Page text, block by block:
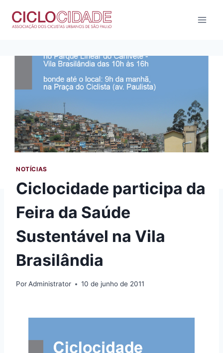
para
NOTÍCIAS
Ciclocidade participa da
Feira da Saúde
Sustentável na Vila
Brasilândia
PorAdministrator 10 de junho de 2011